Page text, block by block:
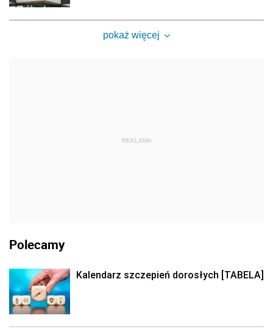
pokaż więcej
REKLAMA
Polecamy
Kalendarz szczepień dorosłych [TABELA]